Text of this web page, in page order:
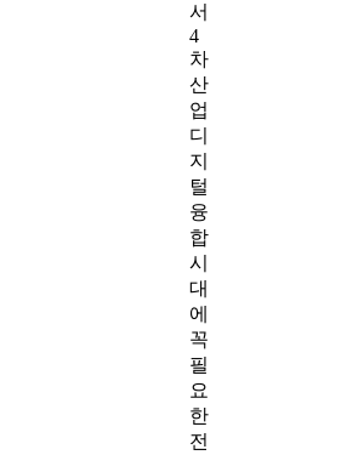
서
4
차
산
업
디
지
털
융
합
시
대
에
꼭
필
요
한
전